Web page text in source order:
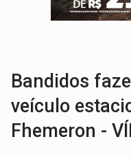
PF ESTÁ
Bandidos
veículo
Fhemeron -